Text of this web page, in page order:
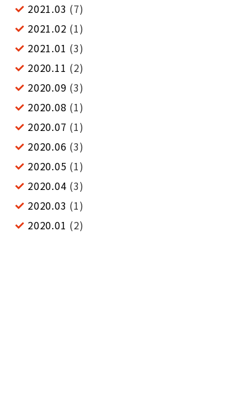
2021.03 (7)
2021.02 (1)
2021.01 (3)
2020.11 (2)
2020.09 (3)
2020.08 (1)
2020.07 (1)
2020.06 (3)
2020.05 (1)
2020.04 (3)
2020.03 (1)
2020.01 (2)